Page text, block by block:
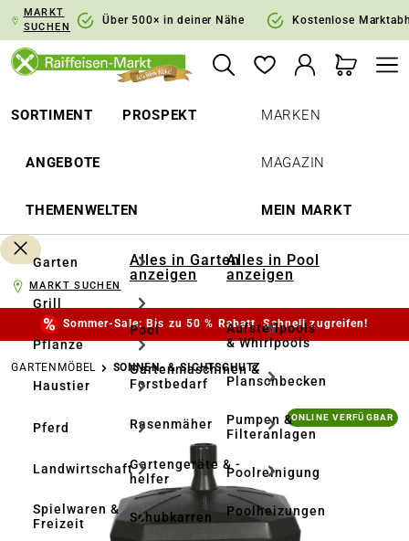
Zur Hauptnavigation springen
MARKT
SUCHEN
Über 500× in deiner Nähe Kostenlose
SORTIMENT PROSPEKT
ANGEBOTE
THEMENWELTEN
MARKEN
MAGAZIN
MEIN MARKT
Garten
Grill
Pflanze
Haustier
Pferd
Landwirtschaft
Spielwaren &
Freizeit
Alles in Garten
anzeigen
Pool
Gartenmaschinen &
Forstbedarf
Rasenmäher
Gartengeräte & -
helfer
Schubkarren
Alles in Pool
anzeigen
Aufstellpools
& Whirlpools
Planschbecken
Pumpen &
Filteranlagen
Poolreinigung
Poolheizungen
MARKT SUCHEN
Sommer-Sale: Bis zu 50 % Rabatt. Schnell zugreifen!
GARTENMÖBEL SONNEN- & SICHTSCHUTZ
Bildergalerie überspringen ONLINE VERFÜGBAR